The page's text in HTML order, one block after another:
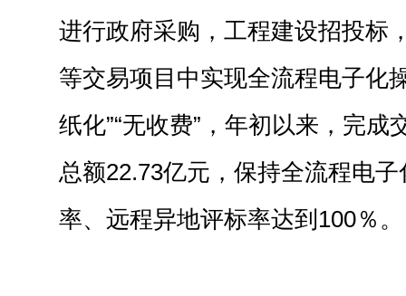
进行政府采购，工程建设招投标
等交易项目中实现全流程电子化
纸化”“无收费”，年初以来，完成
总额22.73亿元，保持全流程电
率、远程异地评标率达到100％。